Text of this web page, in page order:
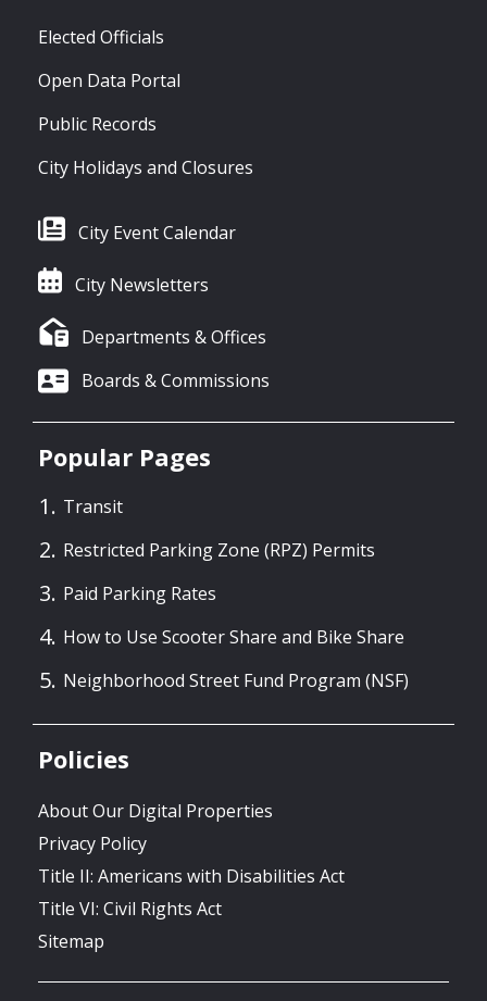
Elected Officials
Open Data Portal
Public Records
City Holidays and Closures
City Event Calendar
City Newsletters
Departments & Offices
Boards & Commissions
Popular Pages
Transit
Restricted Parking Zone (RPZ) Permits
Paid Parking Rates
How to Use Scooter Share and Bike Share
Neighborhood Street Fund Program (NSF)
Policies
About Our Digital Properties
Privacy Policy
Title II: Americans with Disabilities Act
Title VI: Civil Rights Act
Sitemap